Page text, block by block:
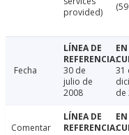
provided)
Fecha
30 de
julio de
2008
31
de
Comentar